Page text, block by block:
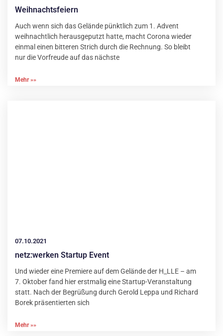
Weihnachtsfeiern
Auch wenn sich das Gelände pünktlich zum 1. Advent
weihnachtlich herausgeputzt hatte, macht Corona wieder
einmal einen bitteren Strich durch die Rechnung. So bleibt
nur die Vorfreude auf das nächste
Mehr »»
07.10.2021
netz:werken Startup Event
Und wieder eine Premiere auf dem Gelände der H_LLE – am
7. Oktober fand hier erstmalig eine Startup-Veranstaltung
statt. Nach der Begrüßung durch Gerold Leppa und Richard
Borek präsentierten sich
Mehr »»